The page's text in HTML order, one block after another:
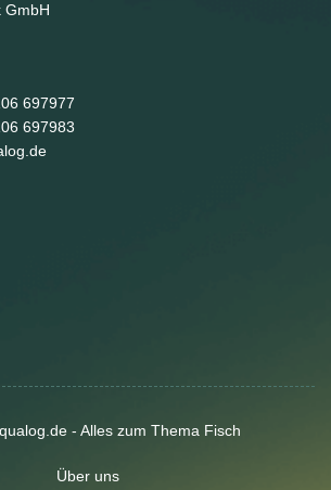
GmbH
697977
697983
- Alles zum Thema Fisch
Über uns